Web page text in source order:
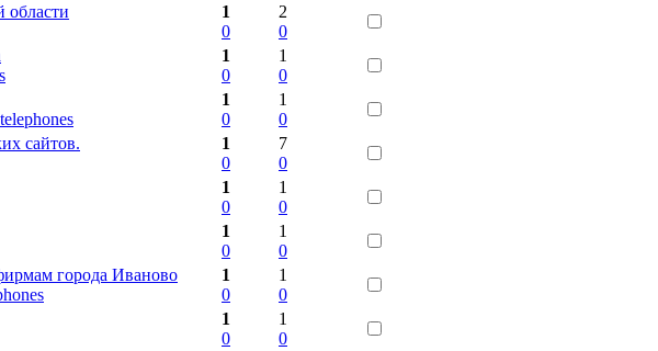
области
1
0
2
0
1
0
1
0
1
0
1
0
сайтов.
1
0
7
0
1
0
1
0
1
0
1
0
города Иваново
1
0
1
0
1
0
1
0